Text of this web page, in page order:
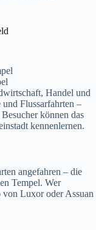
Handel und
Flussarfahrten –
können das
kennenlernen.
angefahren – die
Tempel. Wer
Luxor oder Assuan